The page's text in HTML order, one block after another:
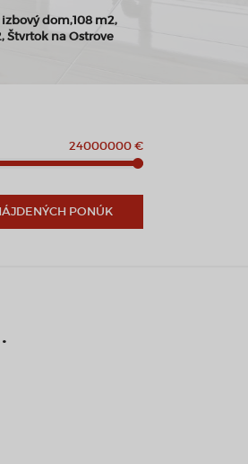
izbový dom,108 m2,
Štvrtok na Ostrove
24000000 €
PONÚK